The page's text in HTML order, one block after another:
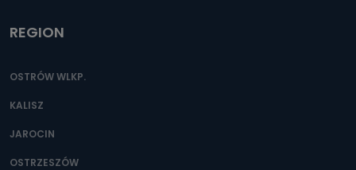
REGION
OSTRÓW WLKP.
KALISZ
JAROCIN
OSTRZESZÓW